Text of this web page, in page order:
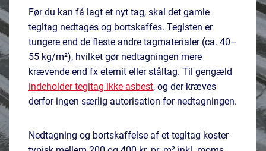
Før du kan få lagt et nyt tag, skal det gamle
tegltag nedtages og bortskaffes. Teglsten er
tungere end de fleste andre tagmaterialer (ca. 40–
55 kg/m²), hvilket gør nedtagningen mere
krævende end fx eternit eller ståltag. Til gengæld
indeholder tegltag ikke asbest, og der kræves
derfor ingen særlig autorisation for nedtagningen.
Nedtagning og bortskaffelse af et tegltag koster